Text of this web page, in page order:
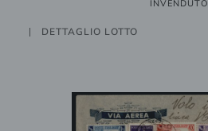
INVENDUTO
DETTAGLIO LOTTO